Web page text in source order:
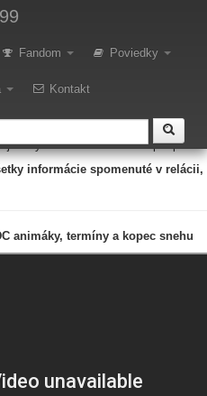
Fandom Poviedky
Kontakt
- Kvantový
ničením. Ďalej dostanete
pri ktorom ich bude oziabať.
úlohy a nová úloha hlavne pre
informácie spomenuté v
animáky, termíny a kopec snehu